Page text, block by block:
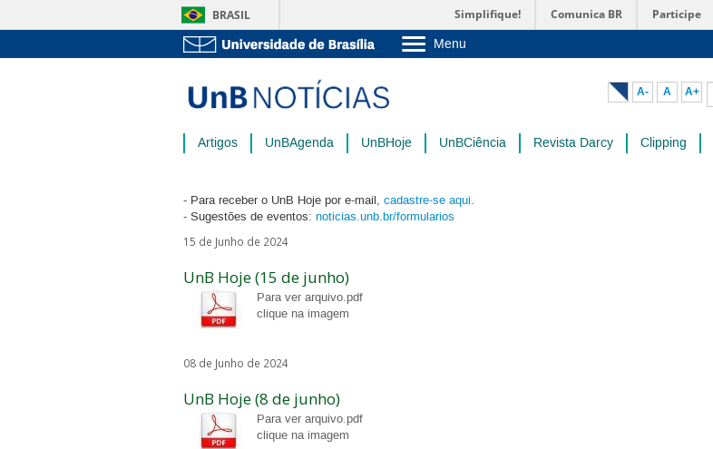
BRASIL Simplifique! Comunica BR Participe
Menu
Pós-Graduação
Administração
A- A A+
Artigos UnBAgenda UnBHoje UnBCiência Revista Darcy Clipping
- Para receber o UnB Hoje por e-mail, cadastre-se aqui.
- Sugestões de eventos: noticias.unb.br/formularios
15 de Junho de 2024
UnB Hoje (15 de junho)
Para ver arquivo.pdf
clique na imagem
08 de Junho de 2024
UnB Hoje (8 de junho)
Para ver arquivo.pdf
clique na imagem